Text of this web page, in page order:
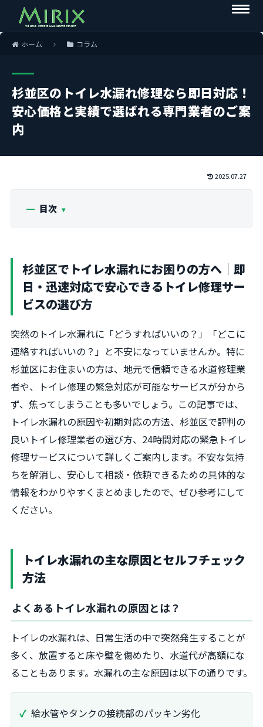
ホーム コラム
杉並区のトイレ水漏れ修理なら即日対応！
安心価格と実績で選ばれる専門業者のご案
内
2025.07.27
目次
杉並区でトイレ水漏れにお困りの方へ｜即
日・迅速対応で安心できるトイレ修理サー
ビスの選び方
突然のトイレ水漏れに「どうすればいいの？」「どこに
連絡すればいいの？」と不安になっていませんか。特に
杉並区にお住まいの方は、地元で信頼できる水道修理業
者や、トイレ修理の緊急対応が可能なサービスが分から
ず、焦ってしまうことも多いでしょう。この記事では、
トイレ水漏れの原因や初期対応の方法、杉並区で評判の
良いトイレ修理業者の選び方、24時間対応の緊急トイレ
修理サービスについて詳しくご案内します。不安な気持
ちを解消し、安心して相談・依頼できるための具体的な
情報をわかりやすくまとめましたので、ぜひ参考にして
ください。
トイレ水漏れの主な原因とセルフチェック
方法
よくあるトイレ水漏れの原因とは？
トイレの水漏れは、日常生活の中で突然発生することが
多く、放置すると床や壁を傷めたり、水道代が高額にな
ることもあります。水漏れの主な原因は以下の通りです。
給水管やタンクの接続部のパッキン劣化